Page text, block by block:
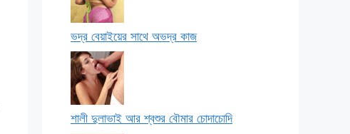
ভদ্র বেয়াইয়ের সাথে অভদ্র কাজ
শালী দুলাভাই আর শ্বশুর বৌমার চোদাচোদি